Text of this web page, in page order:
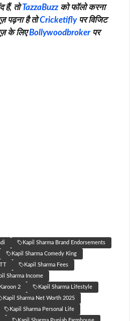
हैं, तोTazzaBuzzको फॉलो करना
पढ़ना है तोCricketiflyपर विजिट
के लिएBollywoodbrokerपर
Kapil Sharma Brand Endorsements
Kapil Sharma Comedy King
Kapil Sharma Fees
Sharma Income
2
Kapil Sharma Lifestyle
Kapil Sharma Net Worth 2025
Kapil Sharma Personal Life